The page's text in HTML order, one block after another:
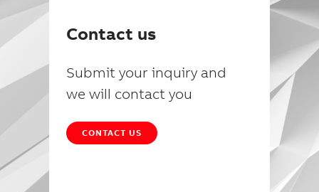
Contact us
Submit your inquiry and
we will contact you
CONTACT US